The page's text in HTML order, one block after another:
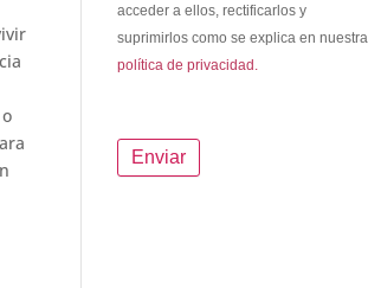
acceder a ellos, rectificarlos y
suprimirlos como se explica en nuestra
política de privacidad.